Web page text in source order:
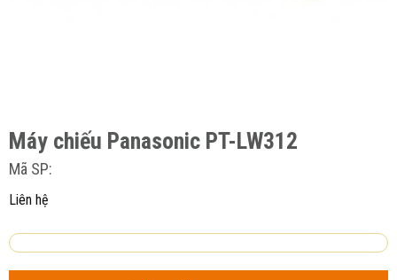
Máy chiếu Panasonic PT-LW312
Mã SP:
Liên hệ